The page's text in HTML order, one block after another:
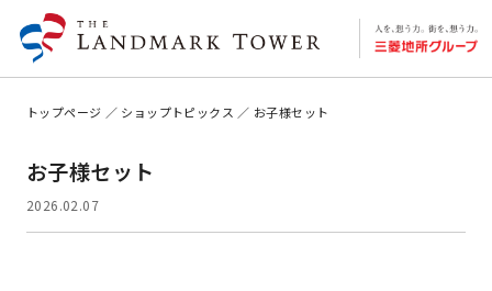
トップページ ショップトピックス お子様セット
お子様セット
2026.02.07